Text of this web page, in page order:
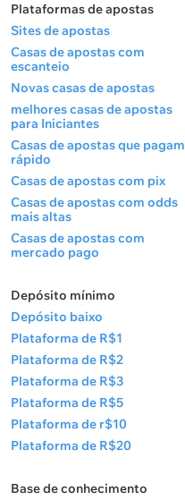
Plataformas de apostas
Sites de apostas
Casas de apostas com
escanteio
Novas casas de apostas
melhores casas de apostas
para Iniciantes
Casas de apostas que pagam
rápido
Casas de apostas com pix
Casas de apostas com odds
mais altas
Casas de apostas com
mercado pago
Depósito mínimo
Depósito baixo
Plataforma de R$1
Plataforma de R$2
Plataforma de R$3
Plataforma de R$5
Plataforma de r$10
Plataforma de R$20
Base de conhecimento